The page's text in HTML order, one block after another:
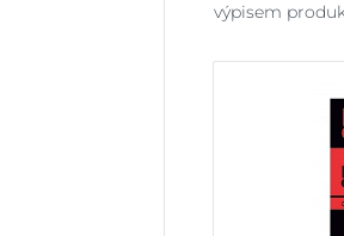
výpisem